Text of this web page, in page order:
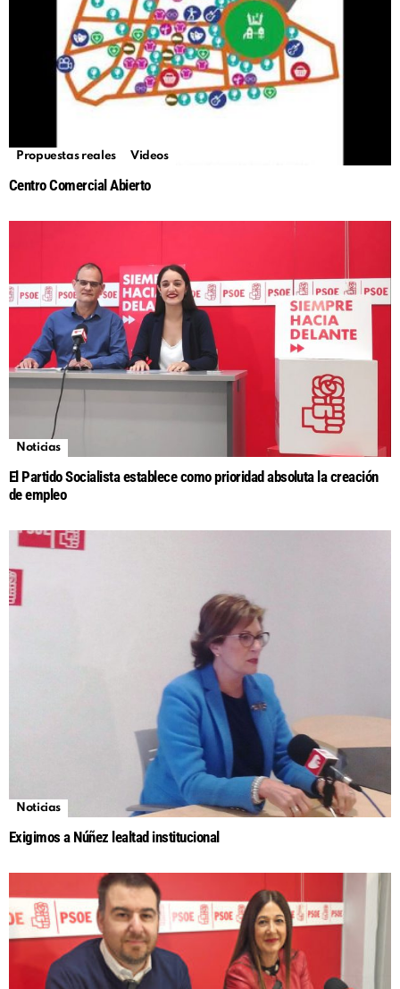
Propuestas reales Videos
Centro Comercial Abierto
Noticias
El Partido Socialista establece como prioridad absoluta la creación
de empleo
Noticias
Exigimos a Núñez lealtad institucional